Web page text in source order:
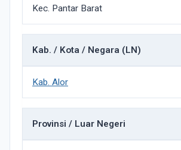
Kec. Pantar Barat
Kab. / Kota / Negara (LN)
Kab. Alor
Provinsi / Luar Negeri